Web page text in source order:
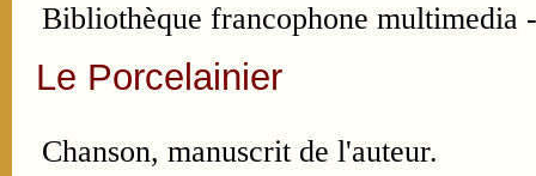
Bibliothèque francophone
Le Porcelainier
Chanson, manuscrit de l'auteur.